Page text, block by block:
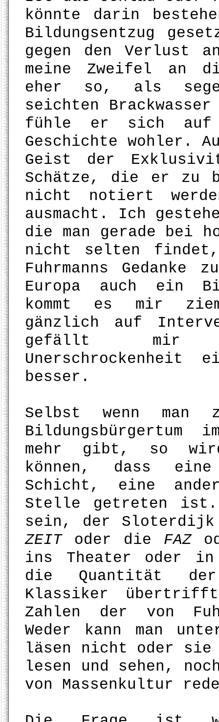
könnte darin
Bildungsentzug
gegen den Verlust
meine Zweifel an
eher so, als
seichten
fühle er sich auf
Geschichte wohler.
Geist der
Schätze, die er zu
nicht notiert
ausmacht. Ich
die man gerade bei
nicht selten findet,
Fuhrmanns
Europa auch ein
kommt es mir
gänzlich auf
gefällt mir
Unerschrockenheit
besser.
Selbst wenn man
Bildungsbürgertum
mehr gibt, so
können, dass
Schicht, eine
Stelle getreten ist.
sein, der Sloterdijk
ZEIToder die FAZ
ins Theater oder
die Quantität der
Klassiker
Zahlen der von
Weder kann man
läsen nicht oder sie
lesen und sehen,
von Massenkultur